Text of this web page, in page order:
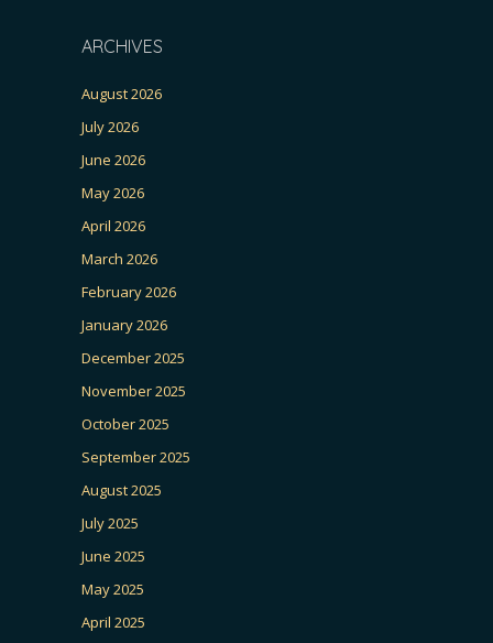
ARCHIVES
August 2026
July 2026
June 2026
May 2026
April 2026
March 2026
February 2026
January 2026
December 2025
November 2025
October 2025
September 2025
August 2025
July 2025
June 2025
May 2025
April 2025